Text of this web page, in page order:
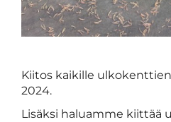
Kiitos kaikille
2024.
Lisäksi haluamme kiittää